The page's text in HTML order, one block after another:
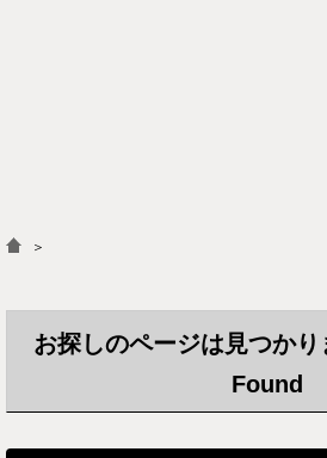
＞
お探しのページは見つか
Found